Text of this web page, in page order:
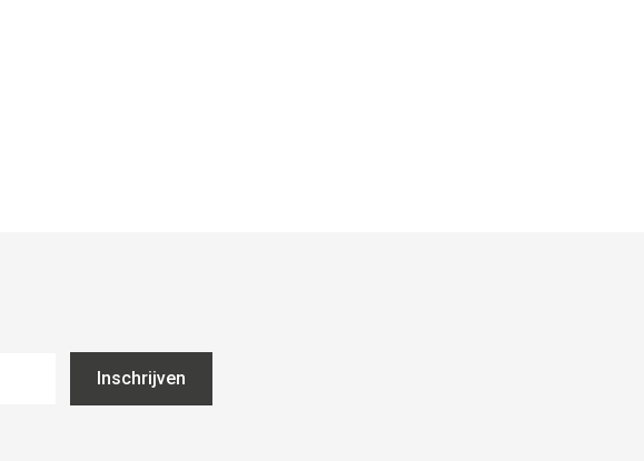
Inschrijven